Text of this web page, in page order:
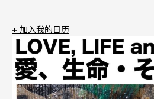
+ 加⼊我的⽇历